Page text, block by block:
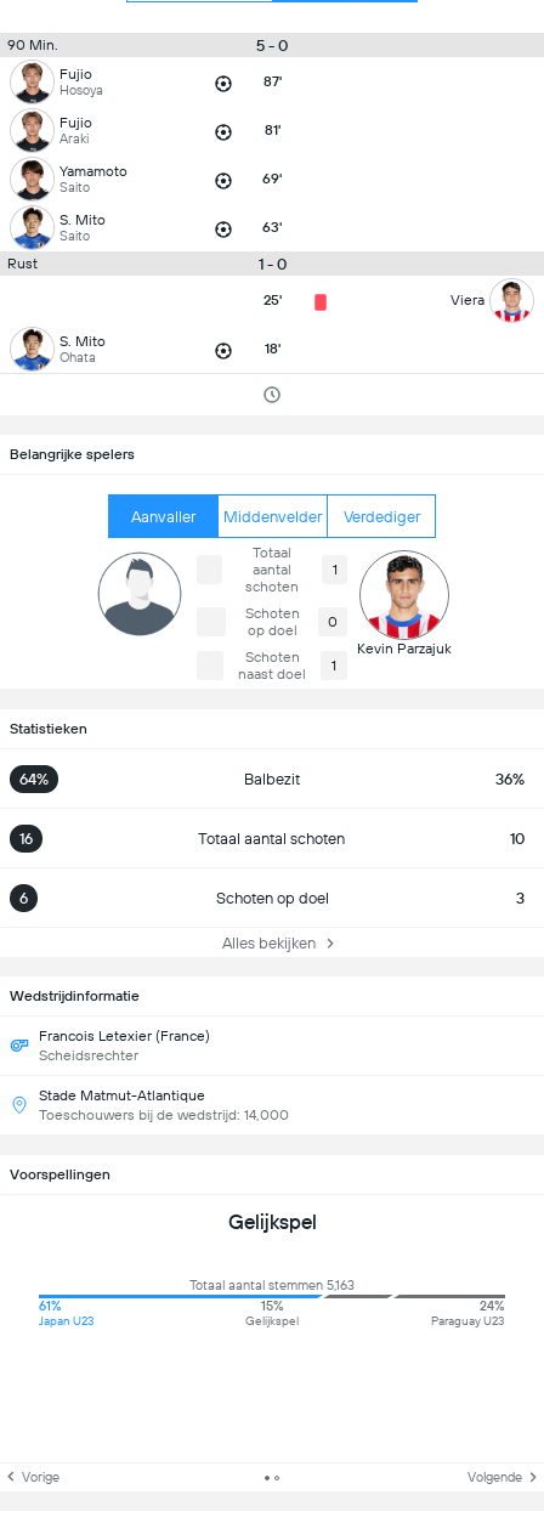
90 Min. 5 - 0
Fujio
Hosoya 87'
Fujio
Araki 81'
Yamamoto
Saito 69'
S. Mito
Saito 63'
Rust 1 - 0
25' Viera
S. Mito
Ohata 18'
Belangrijke spelers
Aanvaller Middenvelder Verdediger
Totaal
aantal
schoten
1
Schoten
op doel
0
Schoten
naast doel
1
Kevin Parzajuk
Statistieken
64% Balbezit 36%
16 Totaal aantal schoten 10
6 Schoten op doel 3
Alles bekijken
Wedstrijdinformatie
Francois Letexier (France)
Scheidsrechter
Stade Matmut-Atlantique
Toeschouwers bij de wedstrijd: 14,000
Voorspellingen
Gelijkspel
Totaal aantal stemmen 5,163
61%
Japan U23
15%
Gelijkspel
24%
Paraguay U23
Vorige Volgende